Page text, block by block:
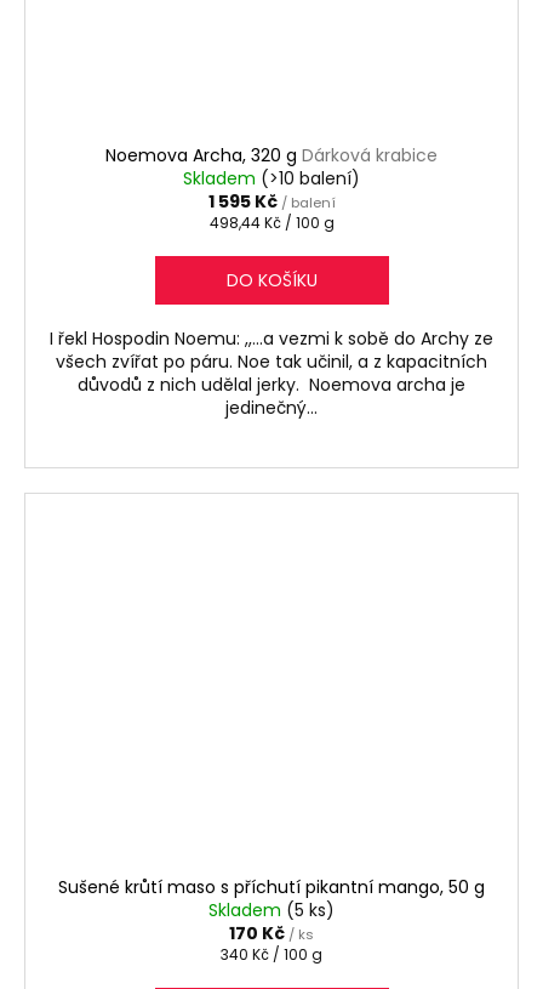
Noemova Archa, 320 g Dárková krabice
Skladem (>10 balení)
1 595 Kč / balení
Měrná
498,44 Kč / 100 g
DO KOŠÍKU
I řekl Hospodin Noemu: ,,...a vezmi k sobě do Archy ze
všech zvířat po páru. Noe tak učinil, a z kapacitních
důvodů z nich udělal jerky. Noemova archa je
jedinečný...
Sušené krůtí maso s příchutí pikantní mango, 50 g
Skladem (5 ks)
170 Kč / ks
Měrná
340 Kč / 100 g